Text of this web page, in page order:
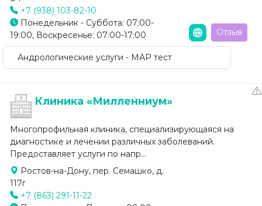
+7 (938) 103-82-10
Понедельник - Суббота: 07:00-
19:00, Воскресенье: 07:00-17:00
Отзыв
Андрологические услуги - МАР тест
Клиника «Милленниум»
Многопрофильная клиника, специализирующаяся на
диагностике и лечении различных заболеваний.
Предоставляет услуги по напр...
Ростов-на-Дону, пер. Семашко, д.
117г
+7 (863) 291-11-22